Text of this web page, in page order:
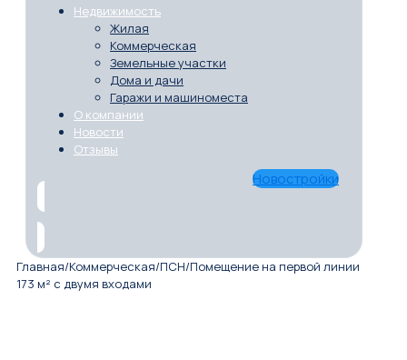
Недвижимость
Жилая
Коммерческая
Земельные участки
Дома и дачи
Гаражи и машиноместа
О компании
Новости
Отзывы
Новостройки
Главная/Коммерческая/ПСН/Помещение на первой линии
173 м² с двумя входами